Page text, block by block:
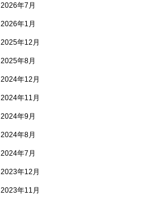
2026年7月
2026年1月
2025年12月
2025年8月
2024年12月
2024年11月
2024年9月
2024年8月
2024年7月
2023年12月
2023年11月